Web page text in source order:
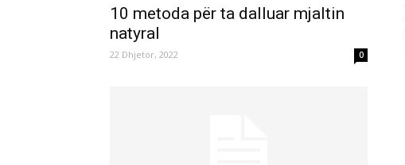
10 metoda për ta dalluar mjaltin
natyral
22 Dhjetor, 2022 0